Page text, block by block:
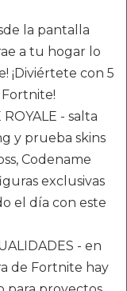
la pantalla
a tu hogar lo
¡Diviértete con 5
- salta
y prueba skins
Codename
exclusivas
el día con este
- en
de Fortnite hay